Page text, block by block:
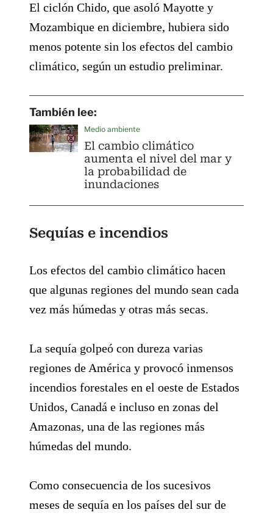
El ciclón Chido, que asoló Mayotte y
Mozambique en diciembre, hubiera sido
menos potente sin los efectos del cambio
climático, según un estudio preliminar.
También lee:
Medio ambiente
El cambio climático
aumenta el nivel del mar y
la probabilidad de
inundaciones
Sequías e incendios
Los efectos del cambio climático hacen
que algunas regiones del mundo sean cada
vez más húmedas y otras más secas.
La sequía golpeó con dureza varias
regiones de América y provocó inmensos
incendios forestales en el oeste de Estados
Unidos, Canadá e incluso en zonas del
Amazonas, una de las regiones más
húmedas del mundo.
Como consecuencia de los sucesivos
meses de sequía en los países del sur de